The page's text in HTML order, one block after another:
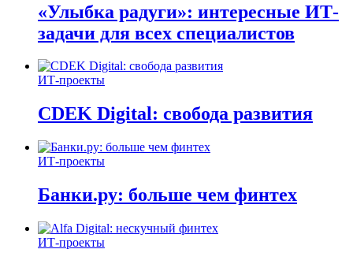
«Улыбка радуги»: интересные ИТ-
задачи для всех специалистов
ИТ-проекты
CDEK Digital: свобода развития
ИТ-проекты
Банки.ру: больше чем финтех
ИТ-проекты